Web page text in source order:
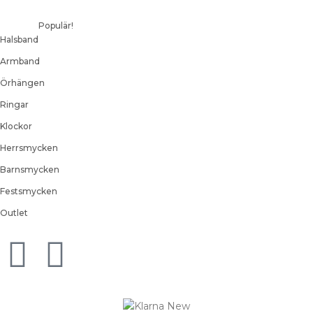
Halsband
Populär!
Armband
Örhängen
Ringar
Klockor
Herrsmycken
Barnsmycken
Festsmycken
Outlet